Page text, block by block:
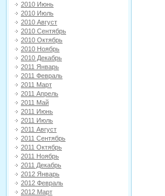
2010 Июнь
2010 Июль
2010 Август
2010 Сентябрь
2010 Октябрь
2010 Ноябрь
2010 Декабрь
2011 Январь
2011 Февраль
2011 Март
2011 Апрель
2011 Май
2011 Июнь
2011 Июль
2011 Август
2011 Сентябрь
2011 Октябрь
2011 Ноябрь
2011 Декабрь
2012 Январь
2012 Февраль
2012 Март